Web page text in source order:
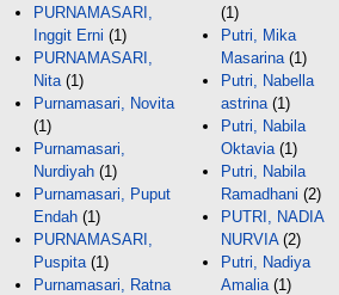
PURNAMASARI,
Inggit Erni (1)
PURNAMASARI,
Nita (1)
Purnamasari, Novita
(1)
Purnamasari,
Nurdiyah (1)
Purnamasari, Puput
Endah (1)
PURNAMASARI,
Puspita (1)
Purnamasari, Ratna
(1)
Putri, Mika
Masarina (1)
Putri, Nabella
astrina (1)
Putri, Nabila
Oktavia (1)
Putri, Nabila
Ramadhani (2)
PUTRI, NADIA
NURVIA(2)
Putri, Nadiya
Amalia (1)